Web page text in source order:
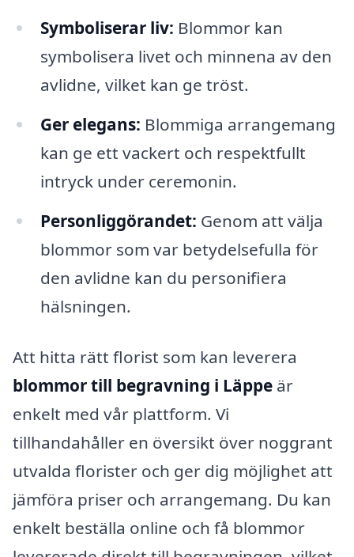
Symboliserar liv: Blommor kan
symbolisera livet och minnena av den
avlidne, vilket kan ge tröst.
Ger elegans: Blommiga arrangemang
kan ge ett vackert och respektfullt
intryck under ceremonin.
Personliggörandet: Genom att välja
blommor som var betydelsefulla för
den avlidne kan du personifiera
hälsningen.
Att hitta rätt florist som kan leverera
blommor till begravning i Läppe är
enkelt med vår plattform. Vi
tillhandahåller en översikt över noggrant
utvalda florister och ger dig möjlighet att
jämföra priser och arrangemang. Du kan
enkelt beställa online och få blommor